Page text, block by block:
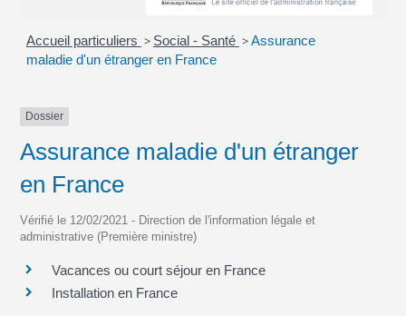
Accueil particuliers > Social - Santé >Assurance
maladie d'un étranger en France
Dossier
Assurance maladie d'un étranger
en France
Vérifié le 12/02/2021 - Direction de l'information légale et
administrative (Première ministre)
Vacances ou court séjour en France
Installation en France